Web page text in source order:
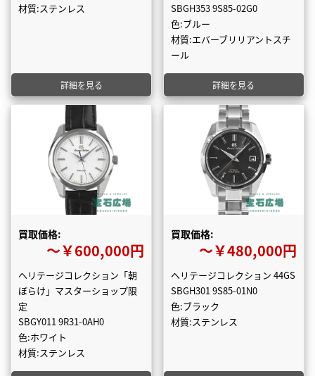
材質:ステンレス
詳細を見る
SBGH353 9S85-02G0
色:ブルー
材質:エバーブリリアントスチ
ール
詳細を見る
買取価格:
〜￥600,000円
ヘリテージコレクション「朝
ぼらけ」マスターショップ限
定
SBGY011 9R31-0AH0
色:ホワイト
材質:ステンレス
買取価格:
〜￥480,000円
ヘリテージコレクション 44GS
SBGH301 9S85-01N0
色:ブラック
材質:ステンレス